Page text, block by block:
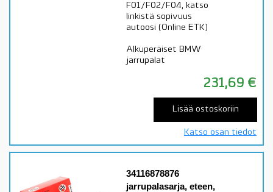
F01/F02/F04, katso
linkistä sopivuus
autoosi (Online ETK)
Alkuperäiset BMW
jarrupalat
231,69 €
Lisää ostoskoriin
Katso osan tiedot
34116878876
jarrupalasarja, eteen,